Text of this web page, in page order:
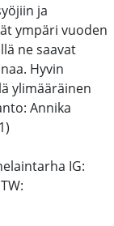
ja
ympäri vuoden
ne saavat
Hyvin
ylimääräinen
Annika
IG: